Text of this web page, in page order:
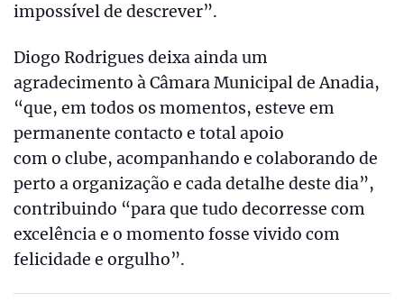
impossível de descrever”.
Diogo Rodrigues deixa ainda um
agradecimento à Câmara Municipal de Anadia,
“que, em todos os momentos, esteve em
permanente contacto e total apoio
com o clube, acompanhando e colaborando de
perto a organização e cada detalhe deste dia”,
contribuindo “para que tudo decorresse com
excelência e o momento fosse vivido com
felicidade e orgulho”.